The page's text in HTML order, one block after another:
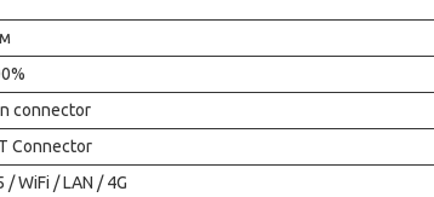
connector
Connector
/ WiFi / LAN / 4G